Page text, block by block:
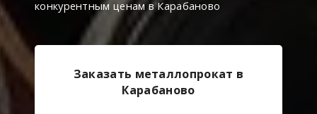
конкурентным ценам в Карабаново
Заказать металлопрокат в
Карабаново